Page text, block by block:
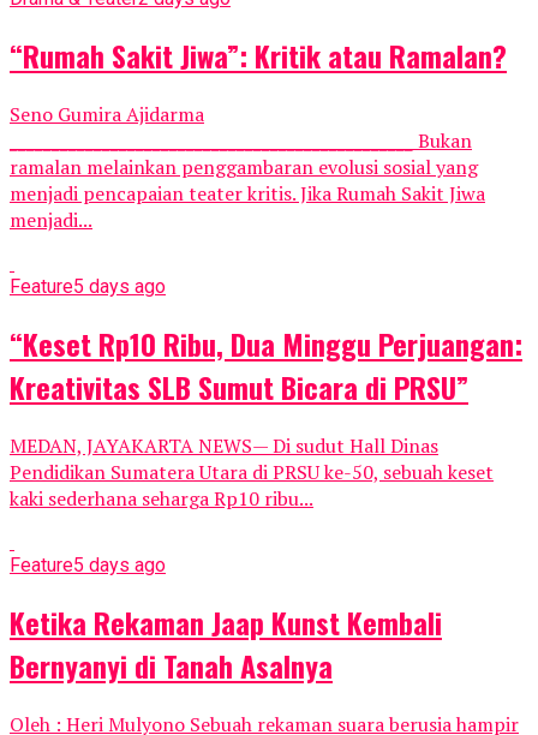
“Rumah Sakit Jiwa”: Kritik atau Ramalan?
Seno Gumira Ajidarma
________________________________________________ Bukan
ramalan melainkan penggambaran evolusi sosial yang
menjadi pencapaian teater kritis. Jika Rumah Sakit Jiwa
menjadi...
Feature5 days ago
“Keset Rp10 Ribu, Dua Minggu Perjuangan:
Kreativitas SLB Sumut Bicara di PRSU”
MEDAN, JAYAKARTA NEWS— Di sudut Hall Dinas
Pendidikan Sumatera Utara di PRSU ke-50, sebuah keset
kaki sederhana seharga Rp10 ribu...
Feature5 days ago
Ketika Rekaman Jaap Kunst Kembali
Bernyanyi di Tanah Asalnya
Oleh : Heri Mulyono Sebuah rekaman suara berusia hampir